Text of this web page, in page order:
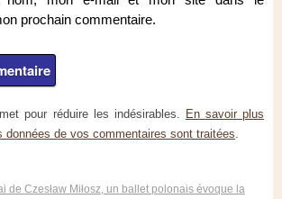
prochain commentaire.
pour réduire les indésirables.
En savoir plus
données de vos commentaires sont traitées
de Czesław Miłosz, un ballet polonais évoque la